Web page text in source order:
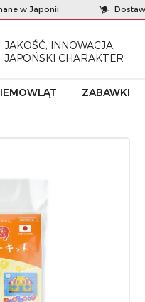
w Japonii
JAKOŚĆ, INNOWACJA,
JAPOŃSKI CHARAKTER
ZABAWKI
Kreatywny zestaw mozaikowy